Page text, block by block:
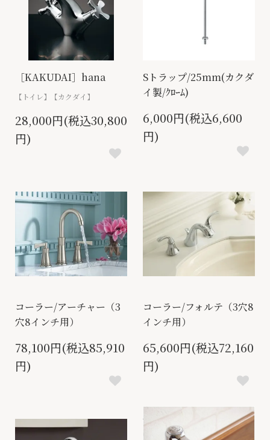
［KAKUDAI］hana
【トイレ】【カクダイ】
28,000円(税込30,800
円)
Sトラップ/25mm(カクダ
イ製/ｸﾛｰﾑ)
6,000円(税込6,600
円)
コーラー/アーチャー（3
穴8インチ用）
78,100円(税込85,910
円)
コーラー/フォルテ（3穴8
インチ用）
65,600円(税込72,160
円)